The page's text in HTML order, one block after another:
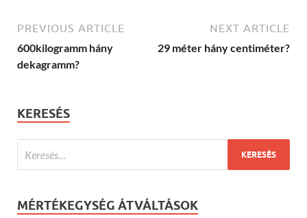
PREVIOUS ARTICLE
600kilogramm hány
dekagramm?
NEXT ARTICLE
29 méter hány centiméter?
KERESÉS
MÉRTÉKEGYSÉG ÁTVÁLTÁSOK